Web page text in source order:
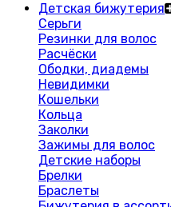
Детская бижутерия
Серьги
Резинки для волос
Расчёски
Ободки, диадемы
Невидимки
Кошельки
Кольца
Заколки
Зажимы для волос
Детские наборы
Брелки
Браслеты